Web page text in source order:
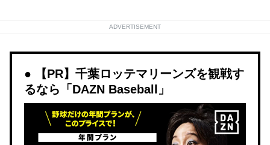
ADVERTISEMENT
【PR】千葉ロッテマリーンズを観戦す
るなら「DAZN Baseball」